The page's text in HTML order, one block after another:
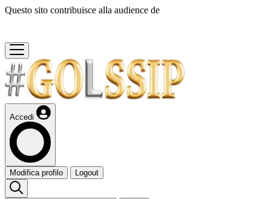
Questo sito contribuisce alla audience de
Accedi
Modifica profilo Logout